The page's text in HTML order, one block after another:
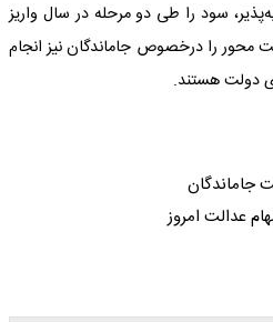
سود را طی دو مرحله در سال واریز
محور را درخصوص جاماندگان نیز انجام
دولت هستند.
جاماندگان
عدالت امروز